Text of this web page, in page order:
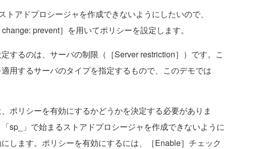
アドプロシージャを作成できないようにしたいので、
prevent］を用いてポリシーを設定します。
するのは、サーバの制限（［Server restriction］）です。こ
用するサーバのタイプを指定するもので、このデモでは
ポリシーを有効にするかどうかを決定する必要がありま
sp_」で始まるストアドプロシージャを作成できないように
します。ポリシーを有効にするには、［Enable］チェック